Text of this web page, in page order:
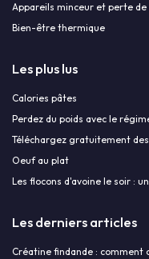
Appareils minceur et perte
Bien-être thermique
Les plus lus
Calories pâtes
Perdez du poids avec le
Téléchargez gratuitement
Oeuf au plat
Les flocons d'avoine le soir :
Les derniers articles
Créatine findande : comment